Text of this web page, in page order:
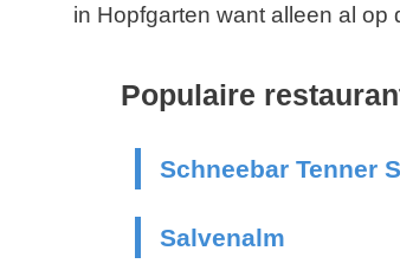
in Hopfgarten want alleen al
Populaire
Schneebar Tenner
Salvenalm